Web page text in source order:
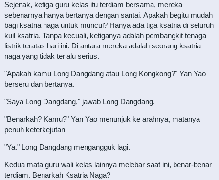
Sejenak, ketiga guru kelas itu terdiam bersama, mereka
sebenarnya hanya bertanya dengan santai. Apakah begitu mudah
bagi ksatria naga untuk muncul? Hanya ada tiga ksatria di seluruh
kuil ksatria. Tanpa kecuali, ketiganya adalah pembangkit tenaga
listrik teratas hari ini. Di antara mereka adalah seorang ksatria
naga yang tidak terlalu serius.
"Apakah kamu Long Dangdang atau Long Kongkong?" Yan Yao
berseru dan bertanya.
"Saya Long Dangdang," jawab Long Dangdang.
"Benarkah? Kamu?" Yan Yao menunjuk ke arahnya, matanya
penuh keterkejutan.
"Ya." Long Dangdang mengangguk lagi.
Kedua mata guru wali kelas lainnya melebar saat ini, benar-benar
terdiam. Benarkah Ksatria Naga?